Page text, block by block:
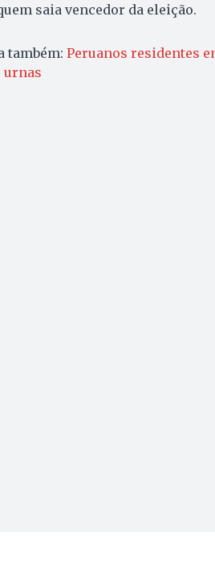
saia vencedor da eleição.
também: Peruanos residentes
urnas